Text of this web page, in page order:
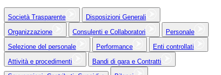
Società Trasparente
Disposizioni Generali
Organizzazione
Consulenti e Collaboratori
Personale
Selezione del personale
Performance
Enti controllati
Attività e procedimenti
Bandi di gara e Contratti